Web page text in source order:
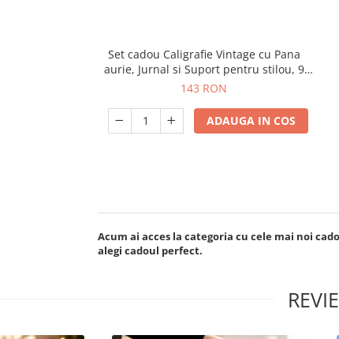
Set cadou Caligrafie Vintage cu Pana
aurie, Jurnal si Suport pentru stilou, 9
piese
143 RON
ADAUGA IN COS
Acum ai acces la categoria cu cele mai noi
alegi cadoul perfect.